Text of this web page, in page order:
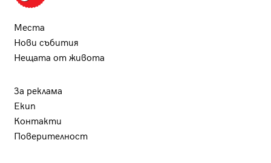
Места
Нови събития
Нещата от живота
За реклама
Екип
Контакти
Поверителност